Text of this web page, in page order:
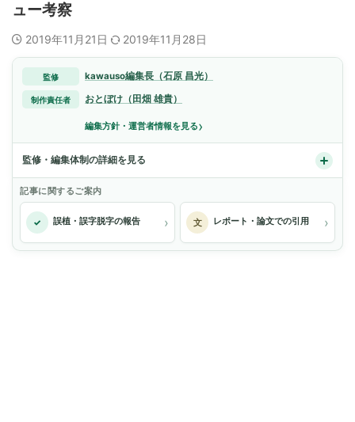
ュー考察
2019年11月21日 2019年11月28日
監修 kawauso編集長（石原 昌光）
制作責任者 おとぼけ（田畑 雄貴）
編集方針・運営者情報を見る›
監修・編集体制の詳細を見る
記事に関するご案内
✓ 誤植・誤字脱字の報告 › 文 レポート・論文での引用 ›